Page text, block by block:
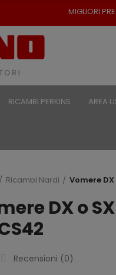
MIGLIORI PREZZI PER
RICAMBI PERKINS AREA
Ricambi Nardi Vomere
DX o
Recensioni (0)